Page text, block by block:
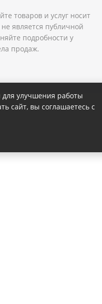
товаров и услуг носит
является публичной
подробности у
продаж.
улучшения работы
сайт, вы соглашаетесь с